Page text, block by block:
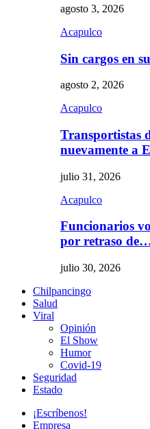
agosto 3, 2026
Acapulco
Sin cargos en
agosto 2, 2026
Acapulco
Transportistas
nuevamente a
julio 31, 2026
Acapulco
Funcionarios
por retraso
julio 30, 2026
Chilpancingo
Salud
Viral
Opinión
El Show
Humor
Covid-19
Seguridad
Estado
¡Escríbenos!
Empresa